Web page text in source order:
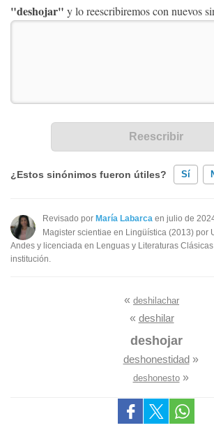
"deshojar" y lo reescribiremos con nuevos
¿Estos sinónimos fueron útiles? Sí
Existen sinónimos incorrectos
Ninguno de los sinónimos presentados
Revisado por María Labarca en julio de
Magister scientiae en Lingüística (2013) por
Andes y licenciada en Lenguas y Literaturas
institución.
« deshilachar
« deshilar
deshojar
deshonestidad»
deshonesto»